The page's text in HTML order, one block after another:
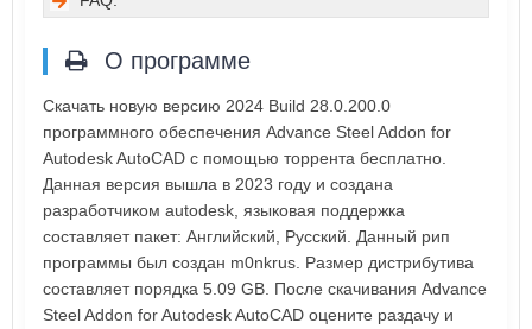
О программе
Скачать новую версию 2024 Build 28.0.200.0
программного обеспечения Advance Steel Addon for
Autodesk AutoCAD с помощью торрента бесплатно.
Данная версия вышла в 2023 году и создана
разработчиком autodesk, языковая поддержка
составляет пакет: Английский, Русский. Данный рип
программы был создан m0nkrus. Размер дистрибутива
составляет порядка 5.09 GB. После скачивания Advance
Steel Addon for Autodesk AutoCAD оцените раздачу и